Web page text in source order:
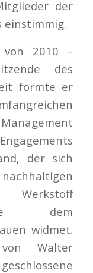
der
einstimmig.
von 2010 –
des
formte er
der sich
dem
widmet.
Walter